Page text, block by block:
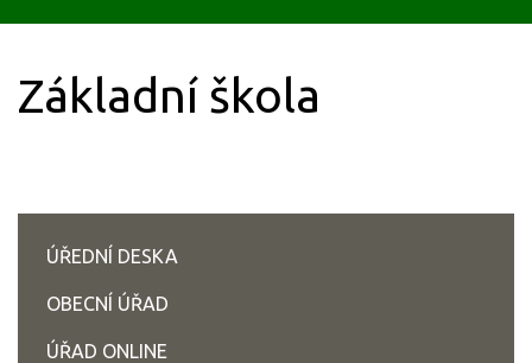
Základní škola
ÚŘEDNÍ DESKA
OBECNÍ ÚŘAD
ÚŘAD ONLINE